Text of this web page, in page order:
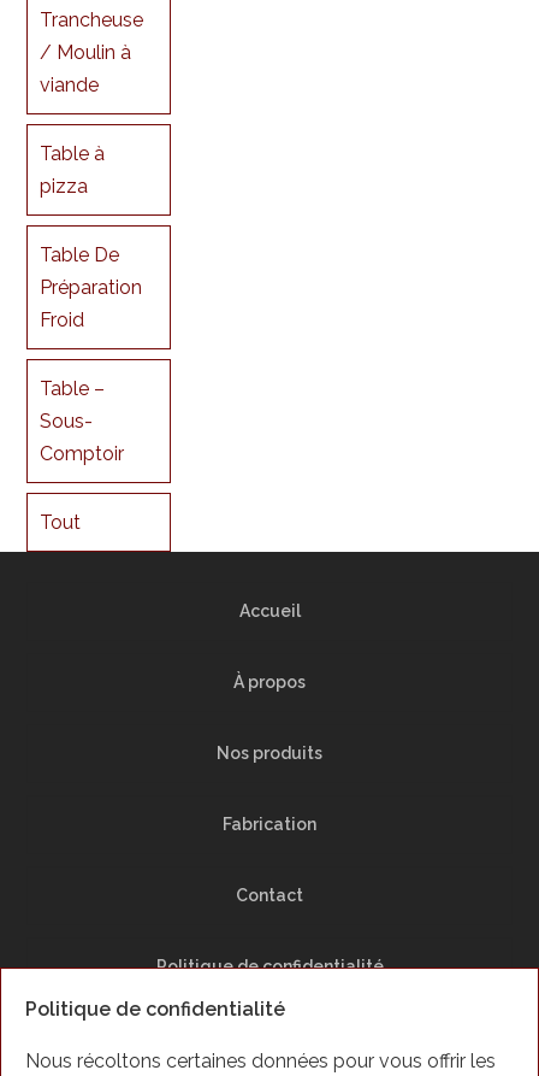
Trancheuse
/ Moulin à
viande
Table à
pizza
Table De
Préparation
Froid
Table –
Sous-
Comptoir
Tout
Accueil
À propos
Nos produits
Fabrication
Contact
Politique de confidentialité
Politique de confidentialité
Nous récoltons certaines données pour vous offrir les